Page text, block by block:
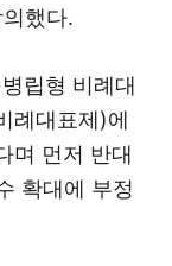
했다.
립형 비례대
례대표제)에
며 먼저 반대
확대에 부정